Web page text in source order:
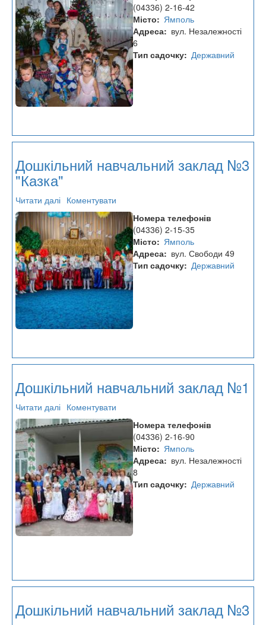
заклад
№4
"Сонечко"
(04336) 2-16-42
Місто
Ямполь
Адреса
вул. Незалежності
6
Тип садочку Державний
Дошкільний навчальний заклад №3
"Казка"
Читати далі про
Дошкільний
навчальний
заклад
№3
"Казка"
Коментувати
Номера телефонів
(04336) 2-15-35
Місто
Ямполь
Адреса
вул. Свободи 49
Тип садочку Державний
Дошкільний навчальний заклад №1
Читати далі про
Дошкільний
навчальний
заклад
№1
Коментувати
Номера телефонів
(04336) 2-16-90
Місто
Ямполь
Адреса
вул. Незалежності
8
Тип садочку Державний
Дошкільний навчальний заклад №3